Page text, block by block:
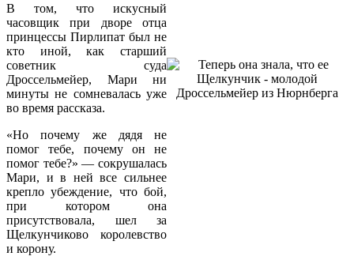
В том, что искусный
часовщик при дворе отца
принцессы Пирлипат был не
кто иной, как старший
советник суда
Дроссельмейер, Мари ни
минуты не сомневалась уже
во время рассказа.
«Но почему же дядя не
помог тебе, почему он не
помог тебе?» — сокрушалась
Мари, и в ней все сильнее
крепло убеждение, что бой,
при котором она
присутствовала, шел за
Щелкунчиково королевство
и корону.